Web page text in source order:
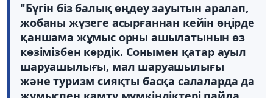
"Бүгін біз балық өңдеу зауытын аралап,
жобаны жүзеге асырғаннан кейін өңірде
қаншама жұмыс орны ашылатынын өз
көзімізбен көрдік. Сонымен қатар ауыл
шаруашылығы, мал шаруашылығы
және туризм сияқты басқа салаларда да